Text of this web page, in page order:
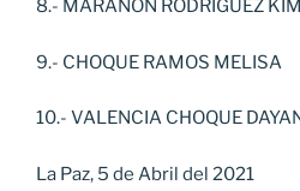
8.- MARAÑON RODRIGUEZ
9.- CHOQUE RAMOS MELISA
10.- VALENCIA CHOQUE
La Paz, 5 de Abril del 2021